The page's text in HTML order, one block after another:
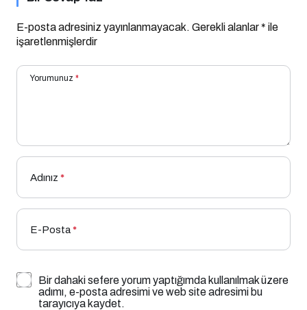
E-posta adresiniz yayınlanmayacak. Gerekli alanlar* ile
işaretlenmişlerdir
Yorumunuz *
Adınız *
E-Posta*
Bir dahaki sefere yorum yaptığımda kullanılmak üzere
adımı, e-posta adresimi ve web site adresimi bu
tarayıcıya kaydet.